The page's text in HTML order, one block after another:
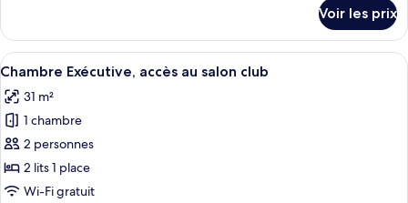
très
grand
lit
le
type
de
Chambre
Exécutive,
très
grand
lit
Voir les prix
Afficher
toutes
les
photos
pour
ce
type
Une chambre d’hôtel avec deux lits,
9
Chambre Exécutive, accès au salon club
31 m²
1 chambre
2 personnes
2 lits 1 place
Wi-Fi gratuit